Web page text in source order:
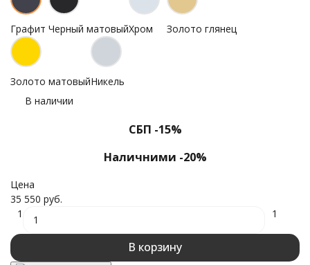
Графит Черный матовыйХром Золото глянец
Золото матовыйНикель
В наличии
СБП -15%
Наличними -20%
Цена
35 550 руб.
1
1
В корзину